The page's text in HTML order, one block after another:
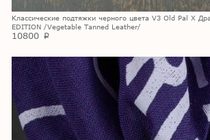
Классические подтяжки черного цвета V3 Old Pal X
EDITION /Vegetable Tanned Leather/
10800 p